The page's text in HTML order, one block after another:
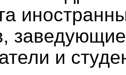
и